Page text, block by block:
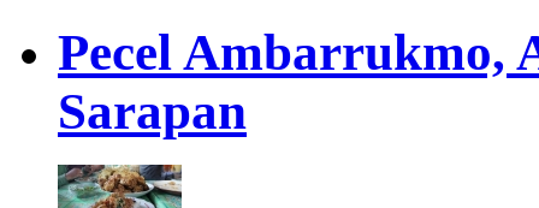
Pecel Ambarrukmo,
Sarapan